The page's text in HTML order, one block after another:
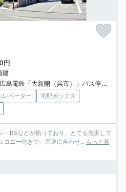
円
建
広島電鉄「大新開（呉市）」バス停下車 徒歩3分
レベーター
宅配ボックス
・BSなどが揃っており、とても充実して
コニー付きで、用途に合わせ... もっと見